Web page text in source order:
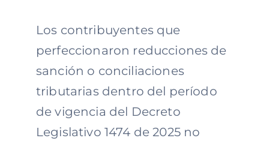
Los contribuyentes que
perfeccionaron reducciones de
sanción o conciliaciones
tributarias dentro del período
de vigencia del Decreto
Legislativo 1474 de 2025 no